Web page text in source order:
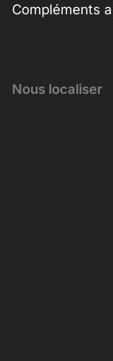
Compléments
Nous localiser